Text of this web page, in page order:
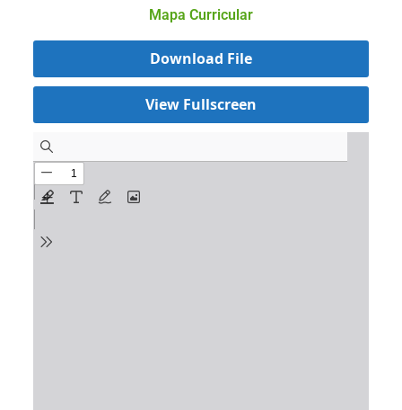
Mapa Curricular
Download File
View Fullscreen